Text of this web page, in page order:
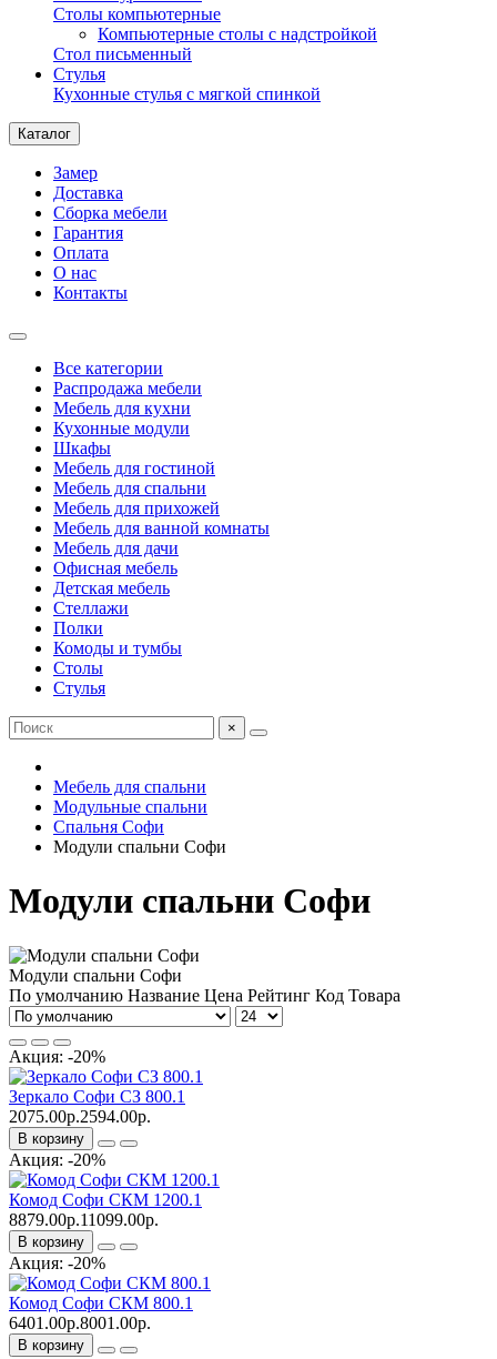
Столы компьютерные
Компьютерные столы с надстройкой
Стол письменный
Стулья
Кухонные стулья с мягкой спинкой
Каталог
Замер
Доставка
Сборка мебели
Гарантия
Оплата
О нас
Контакты
Все категории
Распродажа мебели
Мебель для кухни
Кухонные модули
Шкафы
Мебель для гостиной
Мебель для спальни
Мебель для прихожей
Мебель для ванной комнаты
Мебель для дачи
Офисная мебель
Детская мебель
Стеллажи
Полки
Комоды и тумбы
Столы
Стулья
×
Мебель для спальни
Модульные спальни
Спальня Софи
Модули спальни Софи
Модули спальни Софи
Модули спальни Софи
По умолчанию Название Цена Рейтинг Код Товара
Акция: -20%
Зеркало Софи СЗ 800.1
2075.00р.2594.00р.
В корзину
Акция: -20%
Комод Софи СКМ 1200.1
8879.00р.11099.00р.
В корзину
Акция: -20%
Комод Софи СКМ 800.1
6401.00р.8001.00р.
В корзину